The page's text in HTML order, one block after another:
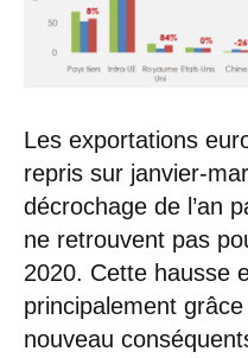
Les exportations
repris sur janvier-
décrochage de l’an
ne retrouvent pas
2020. Cette hausse
principalement
nouveau